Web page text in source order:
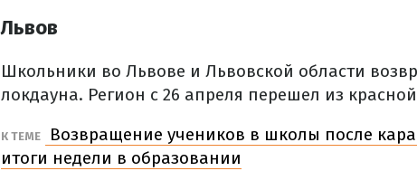
Львов
Школьники во Львове и Львовской области
локдауна. Регион с 26 апреля перешел из
К ТЕМЕ
Возвращение учеников в школы после
итоги недели в образовании